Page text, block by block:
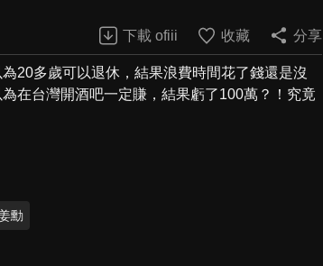
下載 ofiii 收藏 分享
20多歲可以退休，結果浪費時間花了錢還是沒
在台灣開酒吧一定賺，結果虧了100萬？！究竟
勳